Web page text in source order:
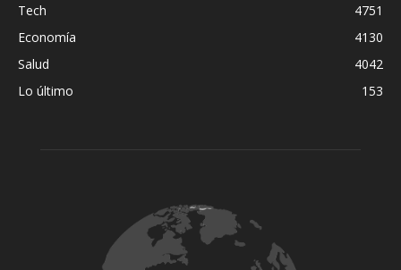
Tech
4751
Economía
4130
Salud
4042
Lo último
153